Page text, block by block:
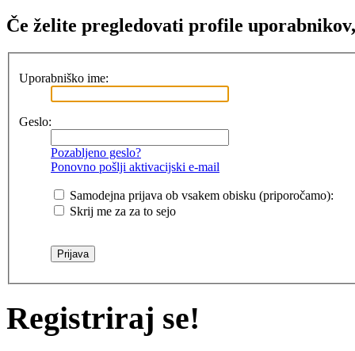
Če želite pregledovati profile
Uporabniško ime:
Geslo:
Pozabljeno geslo?
Ponovno pošlji aktivacijski e-mail
Samodejna prijava ob vsakem obisku (priporočamo):
Skrij me za za to sejo
Registriraj se!